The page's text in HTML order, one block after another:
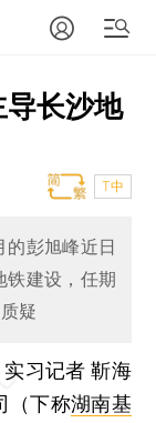
长沙地
T中
彭旭峰近日
铁建设，任期
疑
实习记者 靳海
（下称湖南基